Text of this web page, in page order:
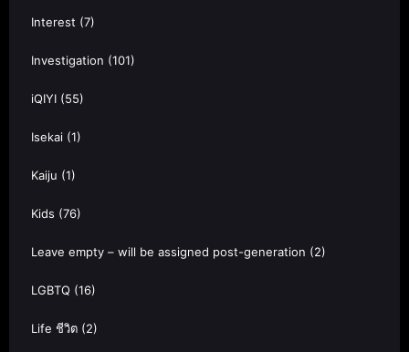
Interest (7)
Investigation (101)
iQIYI (55)
Isekai (1)
Kaiju (1)
Kids (76)
Leave empty – will be assigned post-generation (2)
LGBTQ (16)
Life ชีวิต (2)